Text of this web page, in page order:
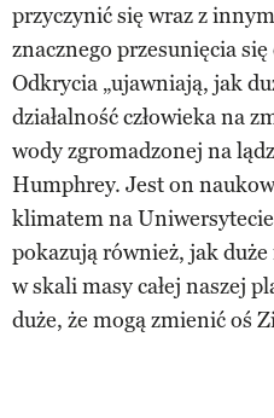
przyczynić się wraz z
znacznego przesunięcia
Odkrycia „ujawniają, jak
działalność człowieka na
wody zgromadzonej na
Humphrey. Jest on
klimatem na
pokazują również, jak
w skali masy całej naszej
duże, że mogą zmienić oś